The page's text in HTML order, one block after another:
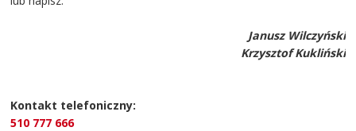
Janusz Wilczyński
Krzysztof Kukliński
Kontakt telefoniczny:
510 777 666